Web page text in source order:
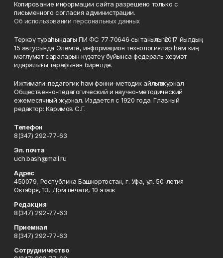
Копирование информации сайта разрешено только с
письменного согласия администрации.
Об использовании персональных данных
Теркәү тураһындағы ПИ ФС 77‑70646‑сы таныҡлыҡ 2017 йылдың
15 авгусында Элемтә, информацион технологиялар һәм киң
мәғлүмәт сараларын күҙәтеү буйынса федераль хеҙмәт
идаралығы тарафынан бирелде.
Ижтимағи-педагогик һәм фәнни-методик айлыҡ журнал
Общественно-педагогический и научно-методический
ежемесячный журнал. Издается с 1920 года. Главный
редактор: Каримов С.Г.
Телефон
8(347) 292-77-63
Эл. почта
uch.bash@mail.ru
Адрес
450079, Республика Башкортостан, г. Уфа, ул. 50-летия
Октября, 13, Дом печати, 10 этаж
Редакция
8(347) 292-77-63
Приемная
8(347) 292-77-63
Сотрудничество